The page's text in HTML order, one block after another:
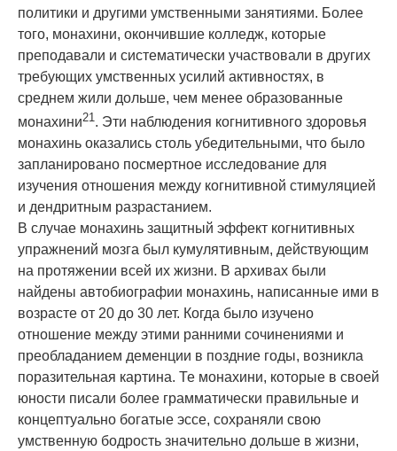
политики и другими умственными занятиями. Более
того, монахини, окончившие колледж, которые
преподавали и систематически участвовали в других
требующих умственных усилий активностях, в
среднем жили дольше, чем менее образованные
монахини21 . Эти наблюдения когнитивного здоровья
монахинь оказались столь убедительными, что было
запланировано посмертное исследование для
изучения отношения между когнитивной стимуляцией
и дендритным разрастанием.
В случае монахинь защитный эффект когнитивных
упражнений мозга был кумулятивным, действующим
на протяжении всей их жизни. В архивах были
найдены автобиографии монахинь, написанные ими в
возрасте от 20 до 30 лет. Когда было изучено
отношение между этими ранними сочинениями и
преобладанием деменции в поздние годы, возникла
поразительная картина. Те монахини, которые в своей
юности писали более грамматически правильные и
концептуально богатые эссе, сохраняли свою
умственную бодрость значительно дольше в жизни,